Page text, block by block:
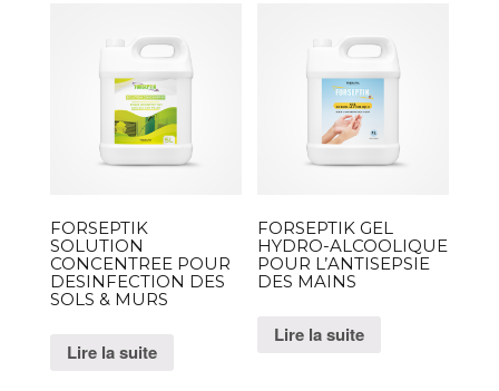
FORSEPTIK
SOLUTION
CONCENTREE POUR
DESINFECTION DES
SOLS & MURS
Lire la suite
FORSEPTIK GEL
HYDRO-ALCOOLIQUE
POUR L’ANTISEPSIE
DES MAINS
Lire la suite